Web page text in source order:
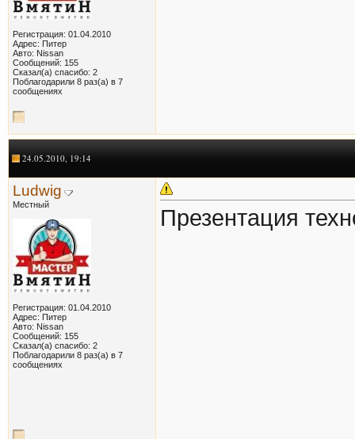
Регистрация: 01.04.2010
Адрес: Питер
Авто: Nissan
Сообщений: 155
Сказал(а) спасибо: 2
Поблагодарили 8 раз(а) в 7
сообщениях
24.05.2010, 19:14
Ludwig
Местный
Регистрация: 01.04.2010
Адрес: Питер
Авто: Nissan
Сообщений: 155
Сказал(а) спасибо: 2
Поблагодарили 8 раз(а) в 7
сообщениях
Презентация